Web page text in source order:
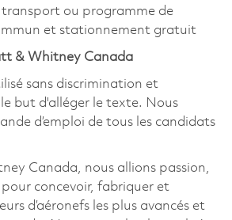
transport ou programme de
et stationnement gratuit
& Whitney Canada
sans discrimination et
but d'alléger le texte. Nous
d’emploi de tous les candidats
Canada, nous allions passion,
concevoir, fabriquer et
d’aéronefs les plus avancés et